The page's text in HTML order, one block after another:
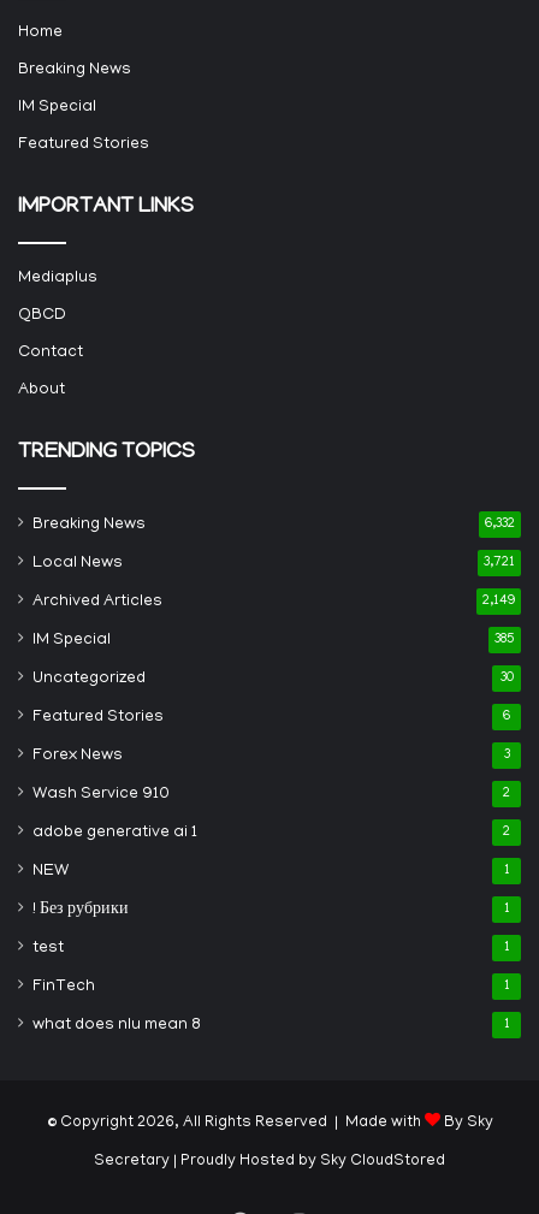
Home
Breaking News
IM Special
Featured Stories
IMPORTANT LINKS
Mediaplus
QBCD
Contact
About
TRENDING TOPICS
Breaking News 6,332
Local News 3,721
Archived Articles 2,149
IM Special 385
Uncategorized 30
Featured Stories 6
Forex News 3
Wash Service 910 2
adobe generative ai 1 2
NEW 1
! Без рубрики 1
test 1
FinTech 1
what does nlu mean 8 1
© Copyright 2026, All Rights Reserved | Made with By Sky
Secretary | Proudly Hosted by Sky CloudStored